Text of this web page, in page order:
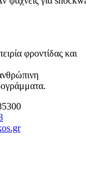
φροντίδας και